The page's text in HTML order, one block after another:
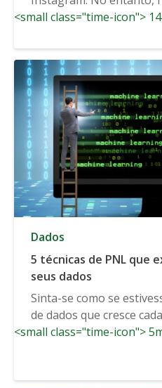
<small class="time-icon">
Dados
5 técnicas de PNL que
seus dados
Sinta-se como se
de dados que cresce
<small class="time-icon">